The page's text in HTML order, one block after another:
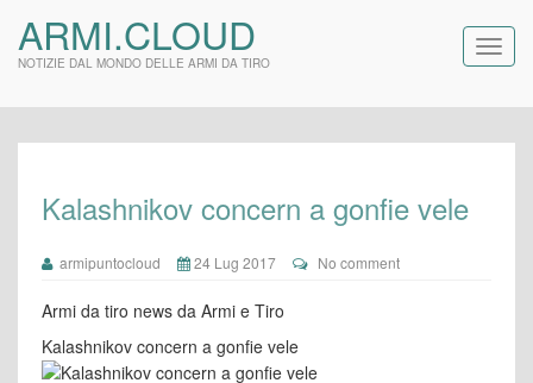
ARMI.CLOUD
NOTIZIE DAL MONDO DELLE ARMI DA TIRO
Kalashnikov concern a gonfie vele
armipuntocloud 24 Lug 2017 No comment
Armi da tiro news da Armi e Tiro
Kalashnikov concern a gonfie vele